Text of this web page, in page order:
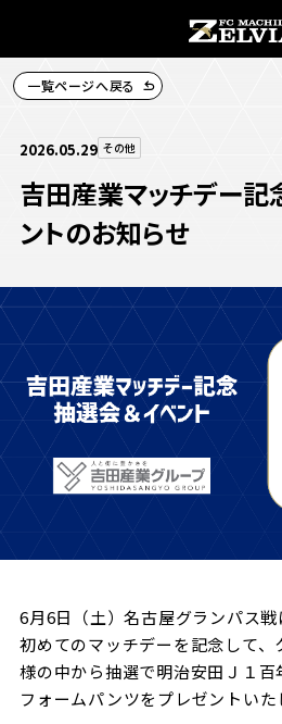
お知らせトップ
TOPチーム
試合情報
チケット
ファンクラブ
グッズ
ホームタウン活動
試合情報
試合情報トップ
試合データ
観戦する
観戦するトップ
チケット購入手順
チケット販売スケジュール
クラブを知るトップ
ＦＣ町田ゼルビアについて
選手・スタッフ紹介
ファンになるトップ
ファンクラブ
グッズを買う
一覧ページへ戻る
2026.05.29 その他
吉田産業マッチデー記
ントのお知らせ
6月6日（土）名古屋グランパス
初めてのマッチデーを記念して、
様の中から抽選で明治安田Ｊ１百
フォームパンツをプレゼントいた